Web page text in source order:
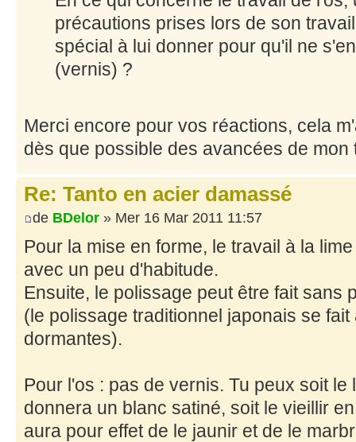
précautions prises lors de son
spécial à lui donner pour qu'il ne
(vernis) ?
Merci encore pour vos réactions, cela
dès que possible des avancées de mon
Re: Tanto en acier damassé
de BDelor » Mer 16 Mar 2011 11:57
Pour la mise en forme, le travail à la
avec un peu d'habitude.
Ensuite, le polissage peut être fait sans
(le polissage traditionnel japonais se
dormantes).
Pour l'os : pas de vernis. Tu peux soit le
donnera un blanc satiné, soit le vieillir
aura pour effet de le jaunir et de le